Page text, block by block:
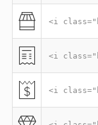
<i
<i
<i